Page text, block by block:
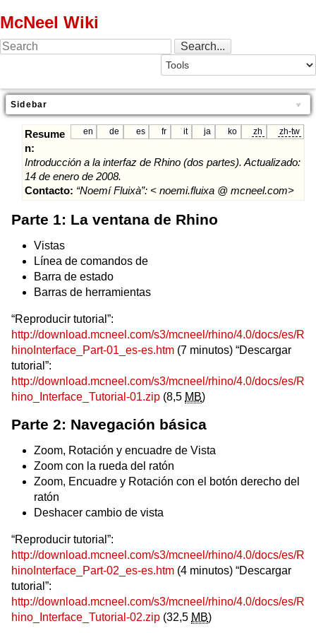
McNeel Wiki
Sidebar
en de es fr it ja ko zh zh-tw
Resume
n:
Introducción a la interfaz de Rhino (dos partes). Actualizado:
14 de enero de 2008.
Contacto: “Noemí Fluixà”: < noemi.fluixa @ mcneel.com>
Parte 1: La ventana de Rhino
Vistas
Línea de comandos de
Barra de estado
Barras de herramientas
“Reproducir tutorial”:
http://download.mcneel.com/s3/mcneel/rhino/4.0/docs/es/R
hinoInterface_Part-01_es-es.htm (7 minutos) “Descargar
tutorial”:
http://download.mcneel.com/s3/mcneel/rhino/4.0/docs/es/R
hino_Interface_Tutorial-01.zip (8,5 MB)
Parte 2: Navegación básica
Zoom, Rotación y encuadre de Vista
Zoom con la rueda del ratón
Zoom, Encuadre y Rotación con el botón derecho del
ratón
Deshacer cambio de vista
“Reproducir tutorial”:
http://download.mcneel.com/s3/mcneel/rhino/4.0/docs/es/R
hinoInterface_Part-02_es-es.htm (4 minutos) “Descargar
tutorial”:
http://download.mcneel.com/s3/mcneel/rhino/4.0/docs/es/R
hino_Interface_Tutorial-02.zip (32,5 MB)